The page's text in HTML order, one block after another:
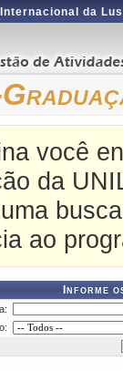
da
você
da
ao
Informe